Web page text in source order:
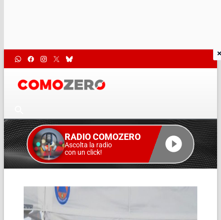
RADIO COMOZERO
Ascolta la radio
con un click!